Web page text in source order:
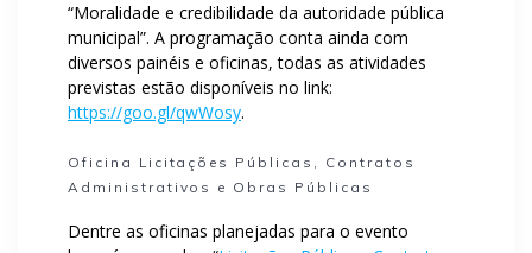
“Moralidade e credibilidade da autoridade pública
municipal”. A programação conta ainda com
diversos painéis e oficinas, todas as atividades
previstas estão disponíveis no link:
https://goo.gl/qwWosy.
Oficina Licitações Públicas, Contratos
Administrativos e Obras Públicas
Dentre as oficinas planejadas para o evento